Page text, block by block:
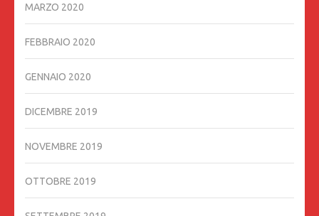
MARZO 2020
FEBBRAIO 2020
GENNAIO 2020
DICEMBRE 2019
NOVEMBRE 2019
OTTOBRE 2019